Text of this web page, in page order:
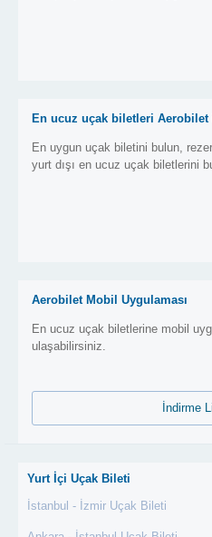
En ucuz uçak biletleri Aerobilet
En uygun uçak biletini bulun,
yurt dışı en ucuz uçak biletlerini
Aerobilet Mobil Uygulaması
En ucuz uçak biletlerine mobil
ulaşabilirsiniz.
Yurt İçi Uçak Bileti
İstanbul - İzmir Uçak Bileti